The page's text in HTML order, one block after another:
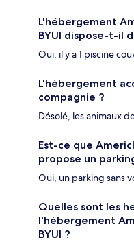
L'hébergement
BYUI dispose-t-il
Oui, il y a 1 piscine
L'hébergement
compagnie ?
Désolé, les animaux
Est-ce que
propose un
Oui, un parking sans
Quelles sont les
l'hébergement
BYUI ?